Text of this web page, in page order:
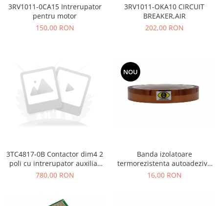
3RV1011-0CA15 Intrerupator
pentru motor
150,00 RON
3RV1011-OKA10 CIRCUIT
BREAKER,AIR
202,00 RON
3TC4817-0B Contactor dim4 2
poli cu intrerupator auxiliar
2NO si 2NC
780,00 RON
NOU
Banda izolatoare
termorezistenta autoadeziva
poliimida 15mm x 30m 280° C
16,00 RON